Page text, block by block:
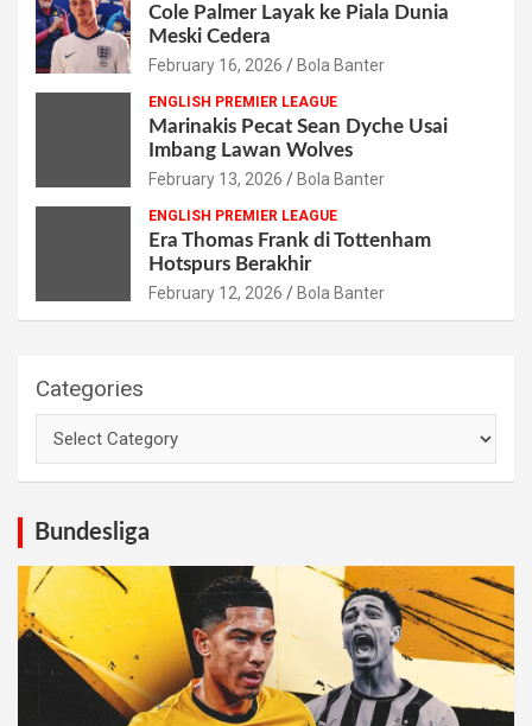
Cole Palmer Layak ke Piala Dunia
Meski Cedera
February 16, 2026 Bola Banter
ENGLISH PREMIER LEAGUE
Marinakis Pecat Sean Dyche Usai
Imbang Lawan Wolves
February 13, 2026 Bola Banter
ENGLISH PREMIER LEAGUE
Era Thomas Frank di Tottenham
Hotspurs Berakhir
February 12, 2026 Bola Banter
Categories
Bundesliga